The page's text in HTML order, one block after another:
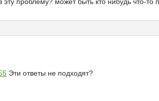
Эти ответы не подходят?